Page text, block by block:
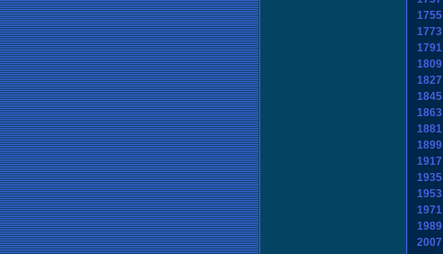
1755
1773
1791
1809
1827
1845
1863
1881
1899
1917
1935
1953
1971
1989
2007